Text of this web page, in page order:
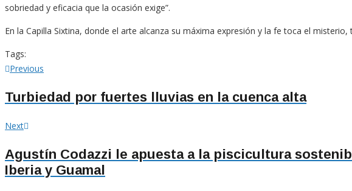
sobriedad y eficacia que la ocasión exige”.
En la Capilla Sixtina, donde el arte alcanza su máxima expresión y la fe toca el
Tags:
Navegación
de
Previous
Turbiedad por fuertes lluvias en la cuenca alta
Next
Agustín Codazzi le apuesta a la piscicultura
Iberia y Guamal